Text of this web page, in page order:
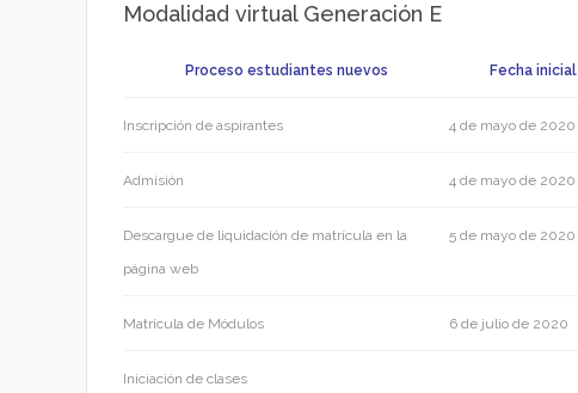
Modalidad virtual Generación E
Proceso estudiantes nuevos Fecha inicial
Inscripción de aspirantes 4 de mayo de 2020
Admisión 4 de mayo de 2020
Descargue de liquidación de matrícula en la
página web
5 de mayo de 2020
Matrícula de Módulos 6 de julio de 2020
Iniciación de clases